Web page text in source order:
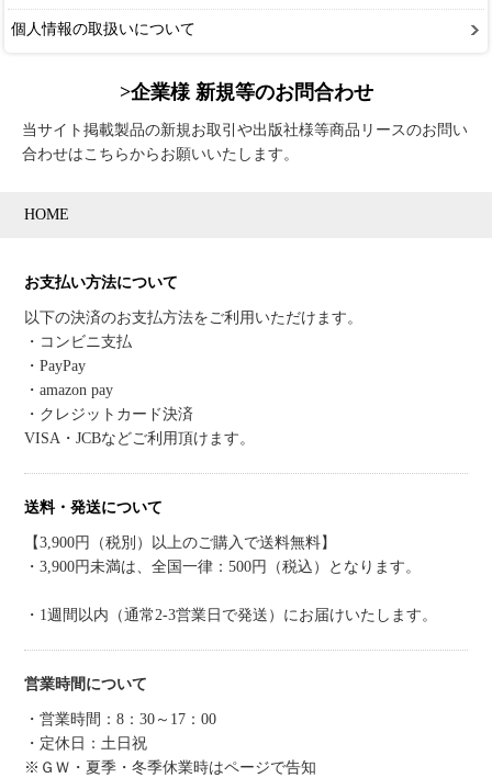
個人情報の取扱いについて
>企業様 新規等のお問合わせ
当サイト掲載製品の新規お取引や出版社様等商品リースのお問い
合わせはこちらからお願いいたします。
HOME
お支払い方法について
以下の決済のお支払方法をご利用いただけます。
・コンビニ支払
・PayPay
・amazon pay
・クレジットカード決済
VISA・JCBなどご利用頂けます。
送料・発送について
【3,900円（税別）以上のご購入で送料無料】
・3,900円未満は、全国一律：500円（税込）となります。
・1週間以内（通常2-3営業日で発送）にお届けいたします。
営業時間について
・営業時間：8：30～17：00
・定休日：土日祝
※ＧＷ・夏季・冬季休業時はページで告知